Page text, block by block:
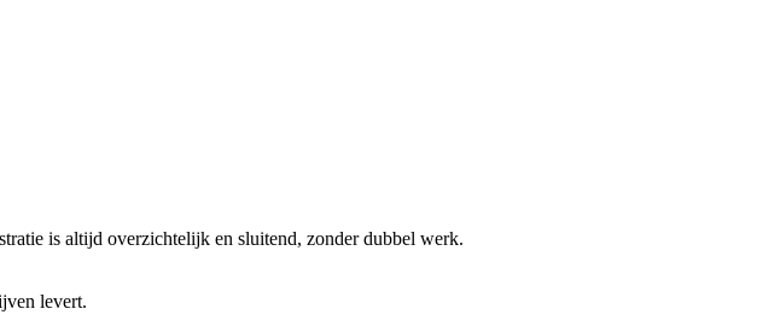
is altijd overzichtelijk en sluitend, zonder dubbel werk.
levert.